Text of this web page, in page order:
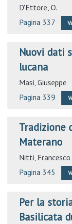
D'Ettore, O.
Pagina 337
Nuovi dati
lucana
Masi, Giuseppe
Pagina 339
Tradizione
Materano
Nitti, Francesco
Pagina 345
Per la
Basilicata